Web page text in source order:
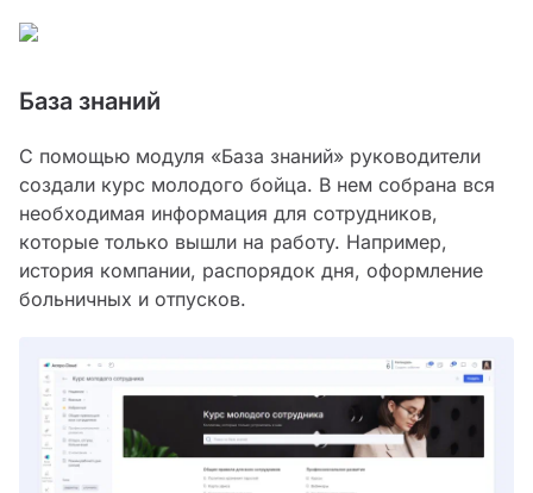
База знаний
С помощью модуля «База знаний» руководители
создали курс молодого бойца. В нем собрана вся
необходимая информация для сотрудников,
которые только вышли на работу. Например,
история компании, распорядок дня, оформление
больничных и отпусков.